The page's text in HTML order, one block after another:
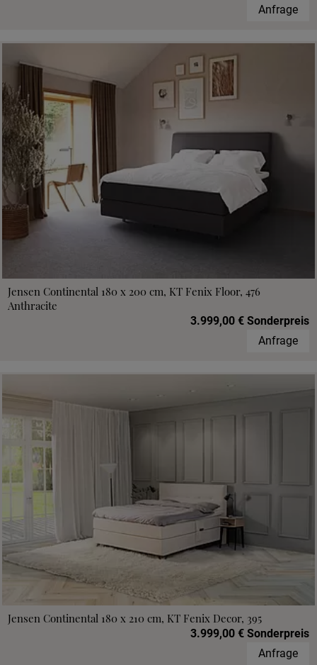
Anfrage
Jensen Continental 180 x 200 cm, KT Fenix Floor, 476
Anthracite
3.999,00 € Sonderpreis
Anfrage
Jensen Continental 180 x 210 cm, KT Fenix Decor, 395
3.999,00 € Sonderpreis
Anfrage